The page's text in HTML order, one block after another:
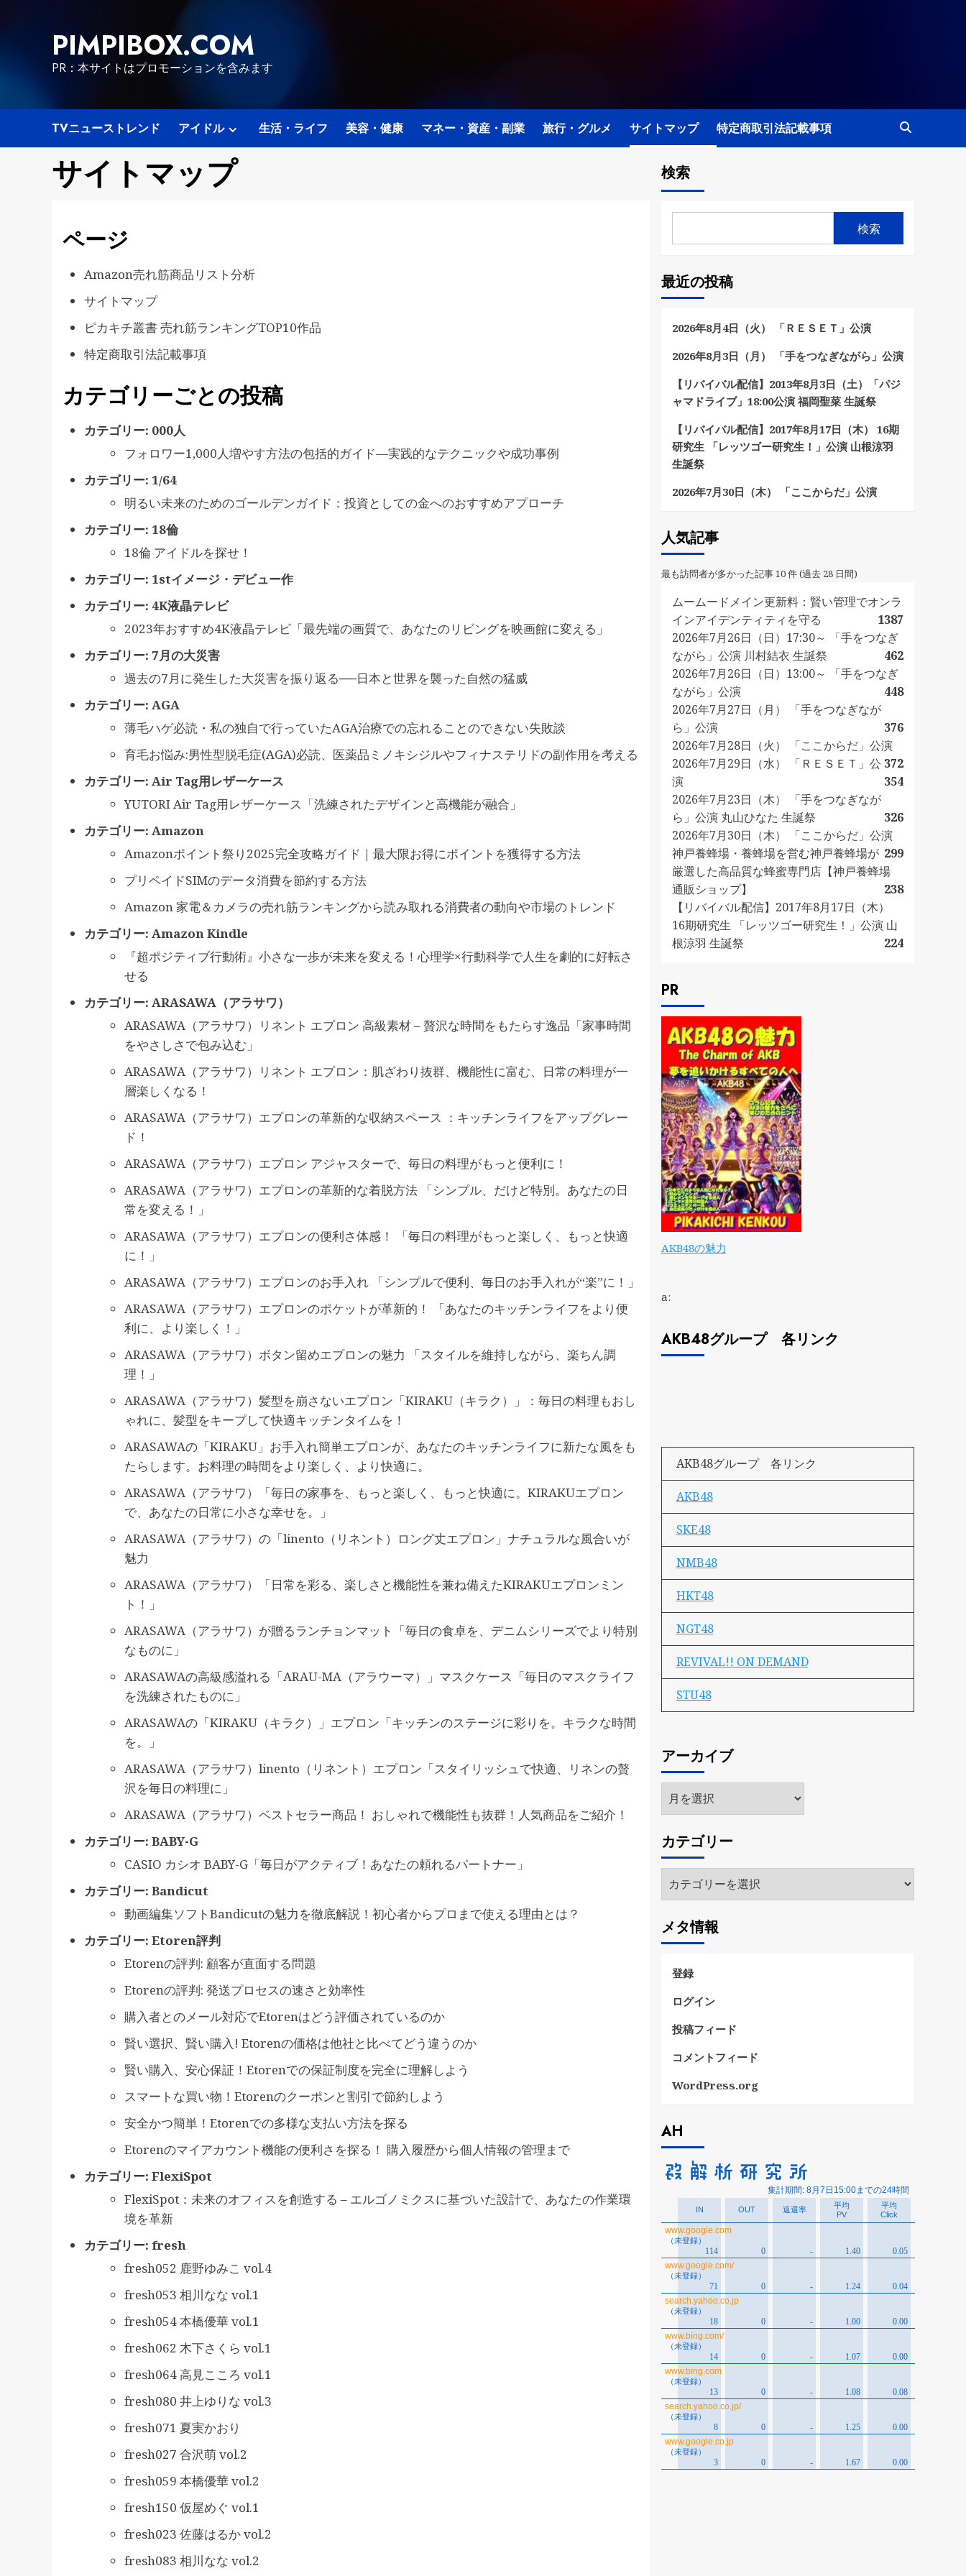
PIMPIBOX.COM
PR：本サイトはプロモーションを含みます
TVニューストレンド アイドル 生活・ライフ 美容・健康 マネー・資産・副業 旅行・グルメ サイトマップ 特定商取引法記載事項
サイトマップ
ページ
Amazon売れ筋商品リスト分析
サイトマップ
ピカキチ叢書 売れ筋ランキングTOP10作品
特定商取引法記載事項
カテゴリーごとの投稿
カテゴリー: 000人
フォロワー1,000人増やす方法の包括的ガイド—実践的なテクニックや成功事例
カテゴリー: 1/64
明るい未来のためのゴールデンガイド：投資としての金へのおすすめアプローチ
カテゴリー: 18倫
18倫 アイドルを探せ！
カテゴリー: 1stイメージ・デビュー作
カテゴリー: 4K液晶テレビ
2023年おすすめ4K液晶テレビ「最先端の画質で、あなたのリビングを映画館に変える」
カテゴリー: 7月の大災害
過去の7月に発生した大災害を振り返る──日本と世界を襲った自然の猛威
カテゴリー: AGA
薄毛ハゲ必読・私の独自で行っていたAGA治療での忘れることのできない失敗談
育毛お悩み:男性型脱毛症(AGA)必読、医薬品ミノキシジルやフィナステリドの副作用を考える
カテゴリー: Air Tag用レザーケース
YUTORI Air Tag用レザーケース「洗練されたデザインと高機能が融合」
カテゴリー: Amazon
Amazonポイント祭り2025完全攻略ガイド｜最大限お得にポイントを獲得する方法
プリペイドSIMのデータ消費を節約する方法
Amazon 家電＆カメラの売れ筋ランキングから読み取れる消費者の動向や市場のトレンド
カテゴリー: Amazon Kindle
『超ポジティブ行動術』小さな一歩が未来を変える！心理学×行動科学で人生を劇的に好転さ
せる
カテゴリー: ARASAWA（アラサワ）
ARASAWA（アラサワ）リネント エプロン 高級素材 – 贅沢な時間をもたらす逸品「家事時間
をやさしさで包み込む」
ARASAWA（アラサワ）リネント エプロン：肌ざわり抜群、機能性に富む、日常の料理が一
層楽しくなる！
ARASAWA（アラサワ）エプロンの革新的な収納スペース ：キッチンライフをアップグレー
ド！
ARASAWA（アラサワ）エプロン アジャスターで、毎日の料理がもっと便利に！
ARASAWA（アラサワ）エプロンの革新的な着脱方法 「シンプル、だけど特別。あなたの日
常を変える！」
ARASAWA（アラサワ）エプロンの便利さ体感！ 「毎日の料理がもっと楽しく、もっと快適
に！」
ARASAWA（アラサワ）エプロンのお手入れ 「シンプルで便利、毎日のお手入れが“楽”に！」
ARASAWA（アラサワ）エプロンのポケットが革新的！ 「あなたのキッチンライフをより便
利に、より楽しく！」
ARASAWA（アラサワ）ボタン留めエプロンの魅力 「スタイルを維持しながら、楽ちん調
理！」
ARASAWA（アラサワ）髪型を崩さないエプロン「KIRAKU（キラク）」：毎日の料理もおし
ゃれに、髪型をキープして快適キッチンタイムを！
ARASAWAの「KIRAKU」お手入れ簡単エプロンが、あなたのキッチンライフに新たな風をも
たらします。お料理の時間をより楽しく、より快適に。
ARASAWA（アラサワ）「毎日の家事を、もっと楽しく、もっと快適に。KIRAKUエプロン
で、あなたの日常に小さな幸せを。」
ARASAWA（アラサワ）の「linento（リネント）ロング丈エプロン」ナチュラルな風合いが
魅力
ARASAWA（アラサワ）「日常を彩る、楽しさと機能性を兼ね備えたKIRAKUエプロンミン
ト！」
ARASAWA（アラサワ）が贈るランチョンマット「毎日の食卓を、デニムシリーズでより特別
なものに」
ARASAWAの高級感溢れる「ARAU-MA（アラウーマ）」マスクケース「毎日のマスクライフ
を洗練されたものに」
ARASAWAの「KIRAKU（キラク）」エプロン「キッチンのステージに彩りを。キラクな時間
を。」
ARASAWA（アラサワ）linento（リネント）エプロン「スタイリッシュで快適、リネンの贅
沢を毎日の料理に」
ARASAWA（アラサワ）ベストセラー商品！ おしゃれで機能性も抜群！人気商品をご紹介！
カテゴリー: BABY-G
CASIO カシオ BABY-G「毎日がアクティブ！あなたの頼れるパートナー」
カテゴリー: Bandicut
動画編集ソフトBandicutの魅力を徹底解説！初心者からプロまで使える理由とは？
カテゴリー: Etoren評判
Etorenの評判: 顧客が直面する問題
Etorenの評判: 発送プロセスの速さと効率性
購入者とのメール対応でEtorenはどう評価されているのか
賢い選択、賢い購入! Etorenの価格は他社と比べてどう違うのか
賢い購入、安心保証！Etorenでの保証制度を完全に理解しよう
スマートな買い物！Etorenのクーポンと割引で節約しよう
安全かつ簡単！Etorenでの多様な支払い方法を探る
Etorenのマイアカウント機能の便利さを探る！ 購入履歴から個人情報の管理まで
カテゴリー: FlexiSpot
FlexiSpot：未来のオフィスを創造する – エルゴノミクスに基づいた設計で、あなたの作業環
境を革新
カテゴリー: fresh
fresh052 鹿野ゆみこ vol.4
fresh053 相川なな vol.1
fresh054 本橋優華 vol.1
fresh062 木下さくら vol.1
fresh064 高見こころ vol.1
fresh080 井上ゆりな vol.3
fresh071 夏実かおり
fresh027 合沢萌 vol.2
fresh059 本橋優華 vol.2
fresh150 仮屋めぐ vol.1
fresh023 佐藤はるか vol.2
fresh083 相川なな vol.2
検索
検索
最近の投稿
2026年8月4日（火） 「ＲＥＳＥＴ」公演
2026年8月3日（月） 「手をつなぎながら」公演
【リバイバル配信】2013年8月3日（土）「パジ
ャマドライブ」18:00公演 福岡聖菜 生誕祭
【リバイバル配信】2017年8月17日（木） 16期
研究生 「レッツゴー研究生！」公演 山根涼羽
生誕祭
2026年7月30日（木） 「ここからだ」公演
人気記事
最も訪問者が多かった記事 10 件 (過去 28 日間)
ムームードメイン更新料：賢い管理でオンラ
インアイデンティティを守る
1387
2026年7月26日（日）17:30～ 「手をつなぎ
ながら」公演 川村結衣 生誕祭
462
2026年7月26日（日）13:00～ 「手をつなぎ
ながら」公演
448
2026年7月27日（月） 「手をつなぎなが
ら」公演
376
2026年7月28日（火） 「ここからだ」公演
372
2026年7月29日（水） 「ＲＥＳＥＴ」公
演
354
2026年7月23日（木） 「手をつなぎなが
ら」公演 丸山ひなた 生誕祭
326
2026年7月30日（木） 「ここからだ」公演
299
神戸養蜂場・養蜂場を営む神戸養蜂場が
厳選した高品質な蜂蜜専門店【神戸養蜂場
通販ショップ】
238
【リバイバル配信】2017年8月17日（木）
16期研究生 「レッツゴー研究生！」公演 山
根涼羽 生誕祭
224
PR
AKB48の魅力
a:
AKB48グループ 各リンク
AKB48グループ 各リンク
AKB48
SKE48
NMB48
HKT48
NGT48
REVIVAL!! ON DEMAND
STU48
アーカイブ
ア
ー
イ
ブ
カテゴリー
テ
リ
ー
メタ情報
登録
ログイン
投稿フィード
コメントフィード
WordPress.org
AH